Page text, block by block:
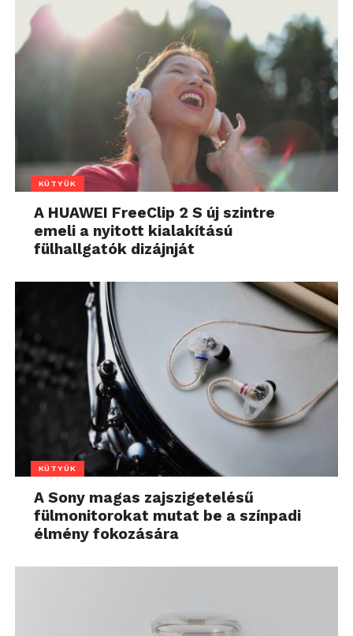
KÜTYÜK
A HUAWEI FreeClip 2 S új szintre
emeli a nyitott kialakítású
fülhallgatók dizájnját
KÜTYÜK
A Sony magas zajszigetelésű
fülmonitorokat mutat be a színpadi
élmény fokozására